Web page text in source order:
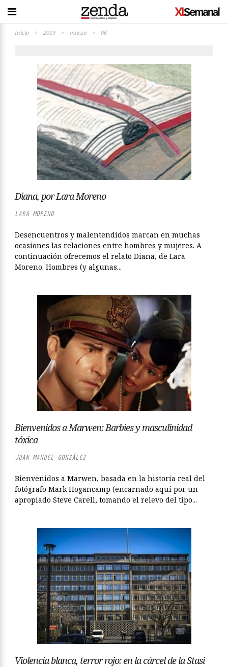
Inicio > 2019 > marzo > 06
Diana, por Lara Moreno
LARA MORENO
Desencuentros y malentendidos marcan en muchas
ocasiones las relaciones entre hombres y mujeres. A
continuación ofrecemos el relato Diana, de Lara
Moreno. Hombres (y algunas...
Bienvenidos a Marwen: Barbies y masculinidad
tóxica
JUAN MANUEL GONZÁLEZ
Bienvenidos a Marwen, basada en la historia real del
fotógrafo Mark Hogancamp (encarnado aquí por un
apropiado Steve Carell, tomando el relevo del tipo...
Violencia blanca, terror rojo: en la cárcel de la Stasi